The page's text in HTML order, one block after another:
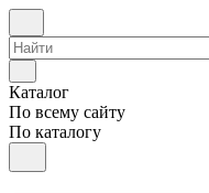
Каталог
По всему сайту
По каталогу